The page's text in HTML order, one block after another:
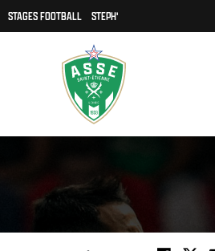
STAGES FOOTBALL STEPH'